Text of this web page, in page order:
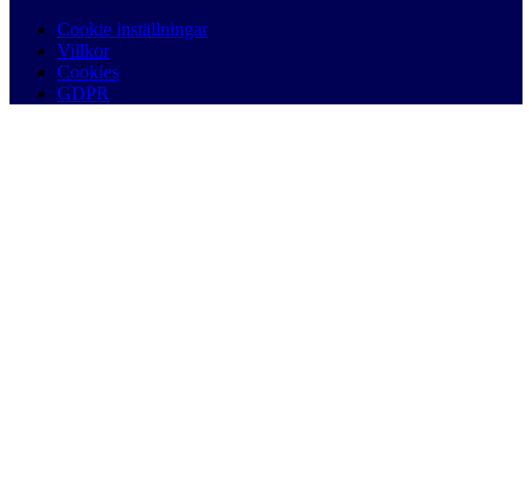
Cookie inställningar
Villkor
Cookies
GDPR